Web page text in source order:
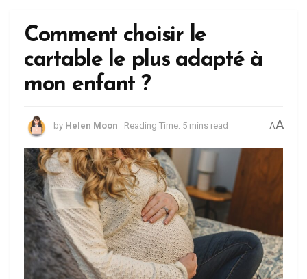
Comment choisir le
cartable le plus adapté à
mon enfant ?
by Helen Moon Reading Time: 5 mins read AA